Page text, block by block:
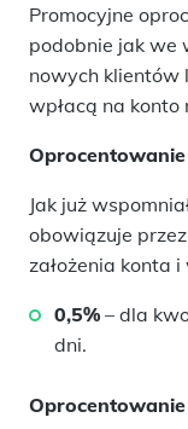
Promocyjne
podobnie jak we
nowych klientów
wpłacą na konto
Jak już
obowiązuje
założenia konta i
0,5% – dla
dni.